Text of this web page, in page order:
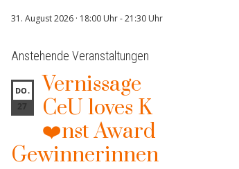
31. August 2026 · 18:00 Uhr-21:30 Uhr
Anstehende Veranstaltungen
DO.
27
Vernissage
CeU loves K
❤️nst Award
Gewinnerinnen